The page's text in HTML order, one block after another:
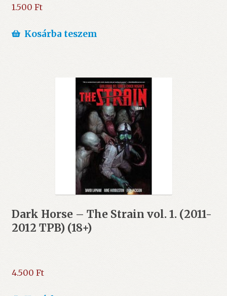
1.500 Ft
Kosárba teszem
Dark Horse – The Strain vol. 1. (2011-
2012 TPB) (18+)
4.500 Ft